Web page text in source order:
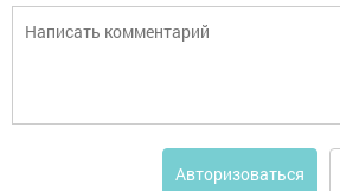
Авторизоваться